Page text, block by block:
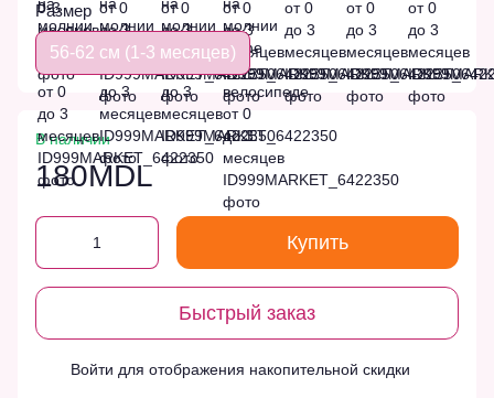
Размер
56-62 см (1-3 месяцев)
В наличии
180MDL
Купить
Быстрый заказ
Войти для отображения накопительной скидки